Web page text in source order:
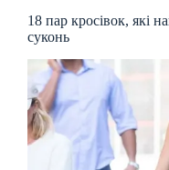
18 пар кросівок, які
суконь